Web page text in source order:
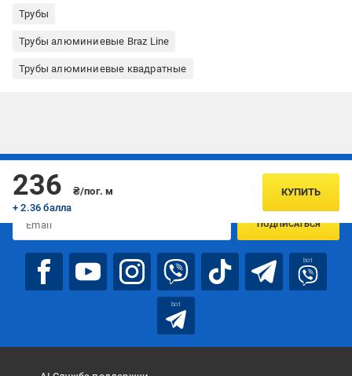
Трубы
Трубы алюминиевые Braz Line
Трубы алюминиевые квадратные
236
₴/пог. м
+ 2.36 балла
КУПИТЬ
Подписывайтесь, чтобы узнавать первым об акцияx и
ПОДПИСАТЬСЯ
bot
bot